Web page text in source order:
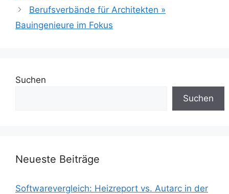
Berufsverbände für Architekten »
Bauingenieure im Fokus
Suchen
Suchen
Neueste Beiträge
Softwarevergleich: Heizreport vs. Autarc in der